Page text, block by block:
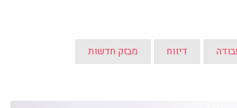
דיווח מבזק חדשות